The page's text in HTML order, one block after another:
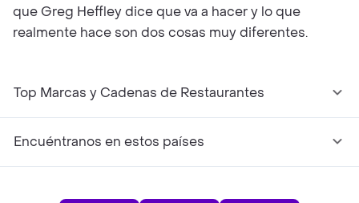
que Greg Heffley dice que va a hacer y lo que
realmente hace son dos cosas muy diferentes.
Top Marcas y Cadenas de Restaurantes
Encuéntranos en estos países